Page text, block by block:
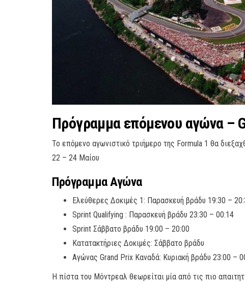
Πρόγραμμα επόμενου αγώνα –
Το επόμενο αγωνιστικό τριήμερο της Formula 1 θα
22 – 24 Μαίου
Πρόγραμμα Αγώνα
Ελεύθερες Δοκιμές 1: Παρασκευή βράδυ 19:30 –
Sprint Qualifying : Παρασκευή βράδυ 23:30 – 00:14
Sprint Σάββατο βράδυ 19:00 – 20:00
Κατατακτήριες Δοκιμές: Σάββατο βράδυ
Αγώνας Grand Prix Καναδά: Κυριακή βράδυ 23:00 –
Η πίστα του Μόντρεαλ θεωρείται μία από τις πιο